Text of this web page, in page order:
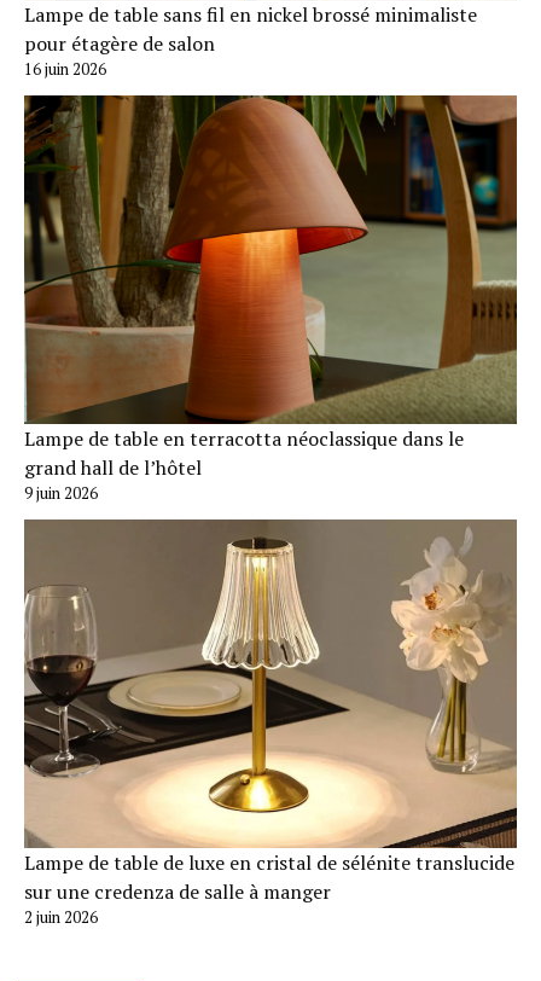
Lampe de table sans fil en nickel brossé minimaliste
pour étagère de salon
16 juin 2026
Lampe de table en terracotta néoclassique dans le
grand hall de l’hôtel
9 juin 2026
Lampe de table de luxe en cristal de sélénite translucide
sur une credenza de salle à manger
2 juin 2026